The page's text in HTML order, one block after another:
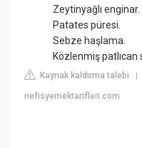
Zeytinyağlı enginar.
Patates püresi.
Sebze haşlama.
Közlenmiş patlıcan
Kaynak kaldırma talebi
nefisyemektarifleri.com